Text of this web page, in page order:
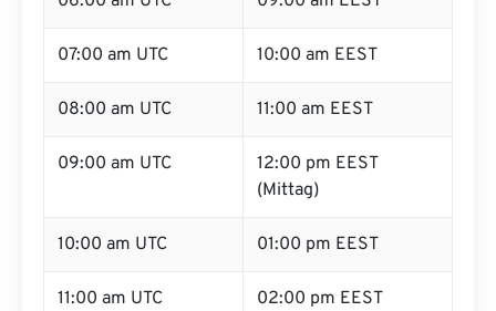
07:00 am UTC 10:00 am EEST
08:00 am UTC 11:00 am EEST
09:00 am UTC
12:00 pm EEST
(Mittag)
10:00 am UTC 01:00 pm EEST
11:00 am UTC 02:00 pm EEST